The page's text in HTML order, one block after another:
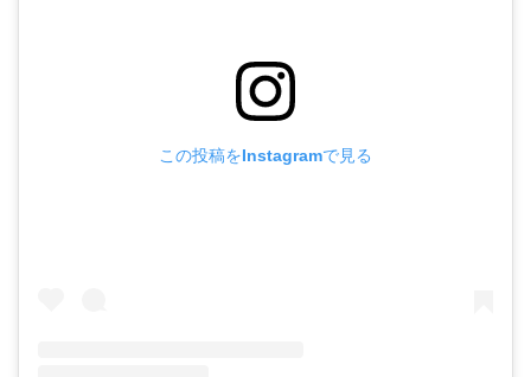
この投稿をInstagramで見る